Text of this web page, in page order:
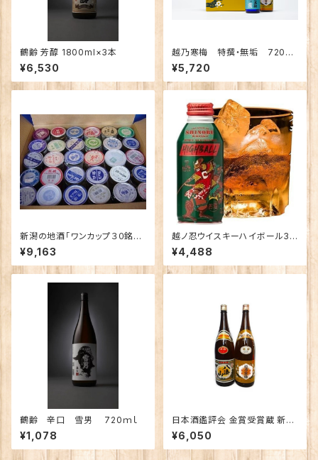
鶴齢 芳醇 1800ml×3本
¥6,530
越乃寒梅 特撰・無垢 720ml
贈答箱2本入
¥5,720
新潟の地酒「ワンカップ３０銘
柄」飲み比べ
¥9,163
越ノ忍ウイスキーハイボール38
0ml×12本/Alc.8％
¥4,488
鶴齢 辛口 雪男 720ｍｌ
¥1,078
日本酒鑑評会 金賞受賞蔵 新潟
の地酒飲み比べセット1800ｍｌ
×2本 （越乃寒梅 八海山）
¥6,050